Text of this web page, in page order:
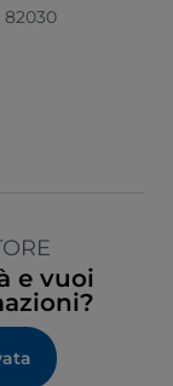
e vuoi